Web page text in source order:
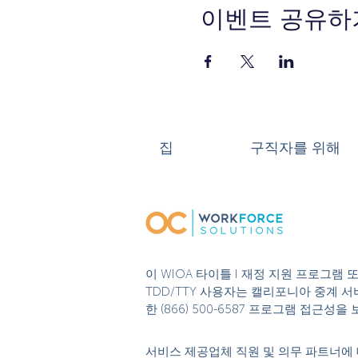
이벤트 공유하
집 구직자를 위해
이 WIOA 타이틀 I 재정 지원 프로그램
TDD/TTY 사용자는 캘리포니아 중계
한 (866) 500-6587 프로그램 접근성을
서비스 제공업체 직원 및 의무 파트너